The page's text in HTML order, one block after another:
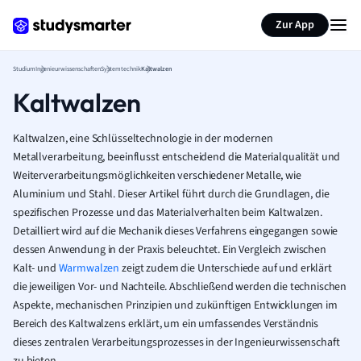
Zur App
StudiumIngenieurwissenschaftenSystemtechnikKaltwalzen
Kaltwalzen
Kaltwalzen, eine Schlüsseltechnologie in der modernen
Metallverarbeitung, beeinflusst entscheidend die Materialqualität und
Weiterverarbeitungsmöglichkeiten verschiedener Metalle, wie
Aluminium und Stahl. Dieser Artikel führt durch die Grundlagen, die
spezifischen Prozesse und das Materialverhalten beim Kaltwalzen.
Detailliert wird auf die Mechanik dieses Verfahrens eingegangen sowie
dessen Anwendung in der Praxis beleuchtet. Ein Vergleich zwischen
Kalt- und Warmwalzen zeigt zudem die Unterschiede auf und erklärt
die jeweiligen Vor- und Nachteile. Abschließend werden die technischen
Aspekte, mechanischen Prinzipien und zukünftigen Entwicklungen im
Bereich des Kaltwalzens erklärt, um ein umfassendes Verständnis
dieses zentralen Verarbeitungsprozesses in der Ingenieurwissenschaft